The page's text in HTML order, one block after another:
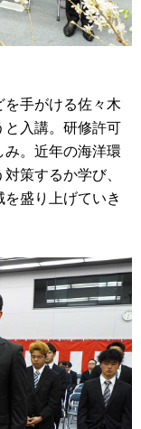
手がける佐々木
と入講。研修許可
。近年の海洋環
策するか学び、
盛り上げていき